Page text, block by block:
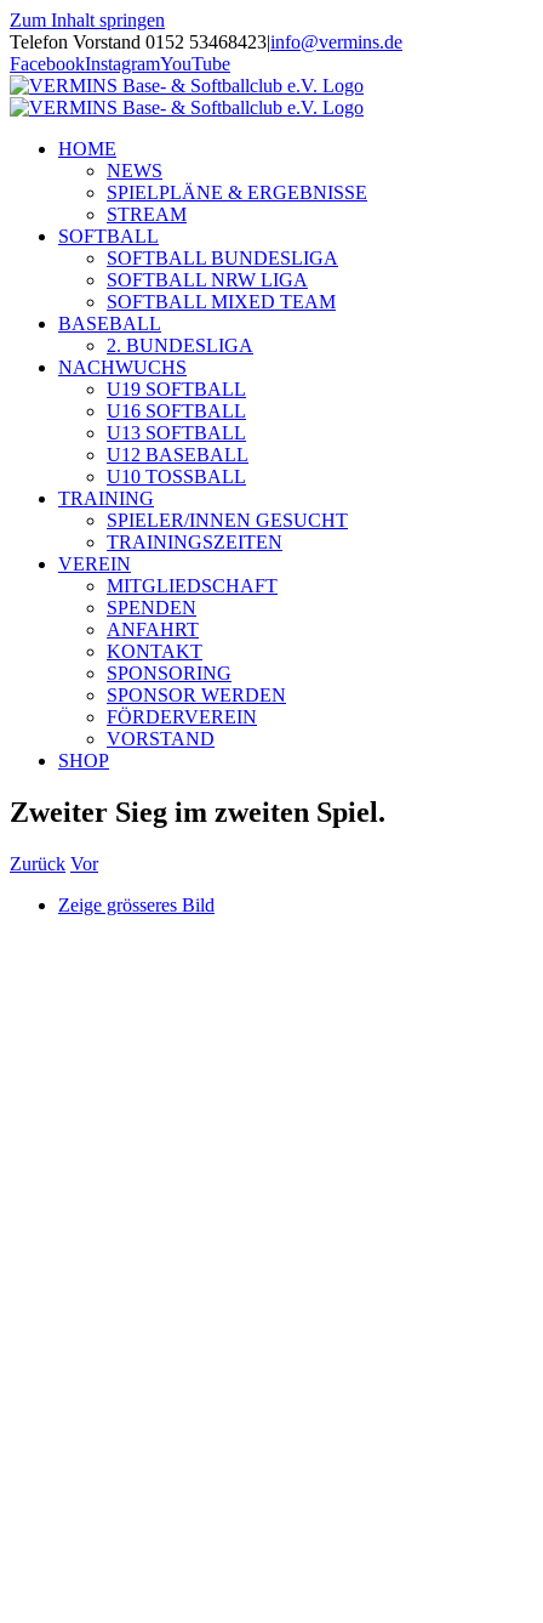
Zum Inhalt springen
Telefon Vorstand 0152 53468423|info@vermins.de
FacebookInstagramYouTube
HOME
NEWS
SPIELPLÄNE & ERGEBNISSE
STREAM
SOFTBALL
SOFTBALL BUNDESLIGA
SOFTBALL NRW LIGA
SOFTBALL MIXED TEAM
BASEBALL
2. BUNDESLIGA
NACHWUCHS
U19 SOFTBALL
U16 SOFTBALL
U13 SOFTBALL
U12 BASEBALL
U10 TOSSBALL
TRAINING
SPIELER/INNEN GESUCHT
TRAININGSZEITEN
VEREIN
MITGLIEDSCHAFT
SPENDEN
ANFAHRT
KONTAKT
SPONSORING
SPONSOR WERDEN
FÖRDERVEREIN
VORSTAND
SHOP
Zweiter Sieg im zweiten Spiel.
Zurück Vor
Zeige grösseres Bild